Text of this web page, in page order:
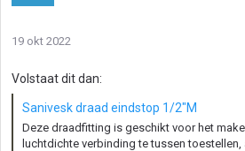
n
e
:
19 okt 2022
Volstaat dit dan:
Sanivesk draad eindstop 1/2"M
Deze draadfitting is geschikt voor het
luchtdichte verbinding te tussen toestellen,